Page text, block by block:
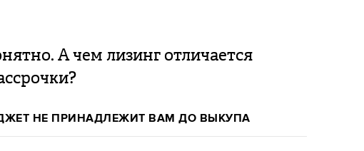
А чем лизинг отличается
НЕ ПРИНАДЛЕЖИТ ВАМ ДО ВЫКУПА